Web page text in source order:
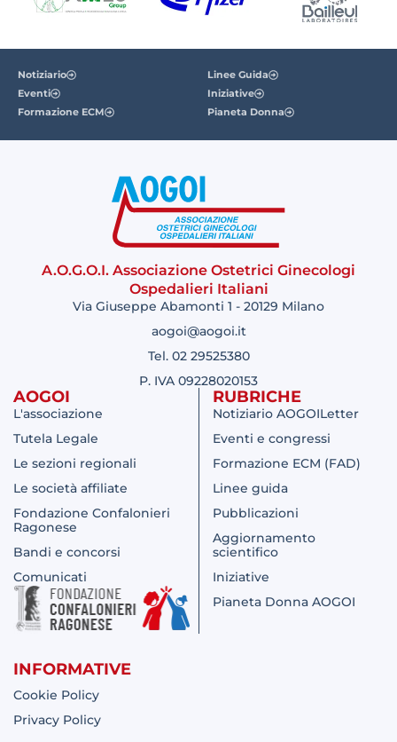
Notiziario
Eventi
Formazione ECM
Linee Guida
Iniziative
Pianeta Donna
A.O.G.O.I. Associazione Ostetrici Ginecologi
Ospedalieri Italiani
Via Giuseppe Abamonti 1 - 20129 Milano
aogoi@aogoi.it
Tel. 02 29525380
P. IVA 09228020153
AOGOI
L'associazione
Tutela Legale
Le sezioni regionali
Le società affiliate
Fondazione Confalonieri
Ragonese
Bandi e concorsi
Comunicati
RUBRICHE
Notiziario AOGOILetter
Eventi e congressi
Formazione ECM (FAD)
Linee guida
Pubblicazioni
Aggiornamento
scientifico
Iniziative
Pianeta Donna AOGOI
INFORMATIVE
Cookie Policy
Privacy Policy